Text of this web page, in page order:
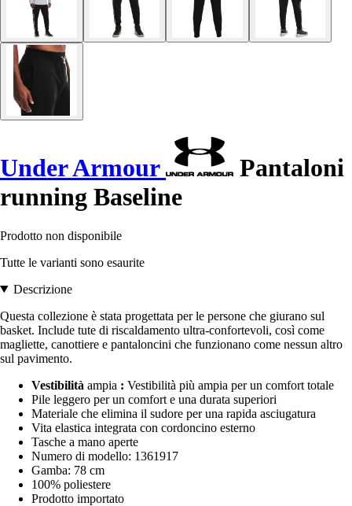
Under Armour
Pantaloni
running Baseline
Prodotto non disponibile
Tutte le varianti sono esaurite
Descrizione
Questa collezione è stata progettata per le persone che giurano sul
basket. Include tute di riscaldamento ultra-confortevoli, così come
magliette, canottiere e pantaloncini che funzionano come nessun altro
sul pavimento.
Vestibilità ampia : Vestibilità più ampia per un comfort totale
Pile leggero per un comfort e una durata superiori
Materiale che elimina il sudore per una rapida asciugatura
Vita elastica integrata con cordoncino esterno
Tasche a mano aperte
Numero di modello: 1361917
Gamba: 78 cm
100% poliestere
Prodotto importato